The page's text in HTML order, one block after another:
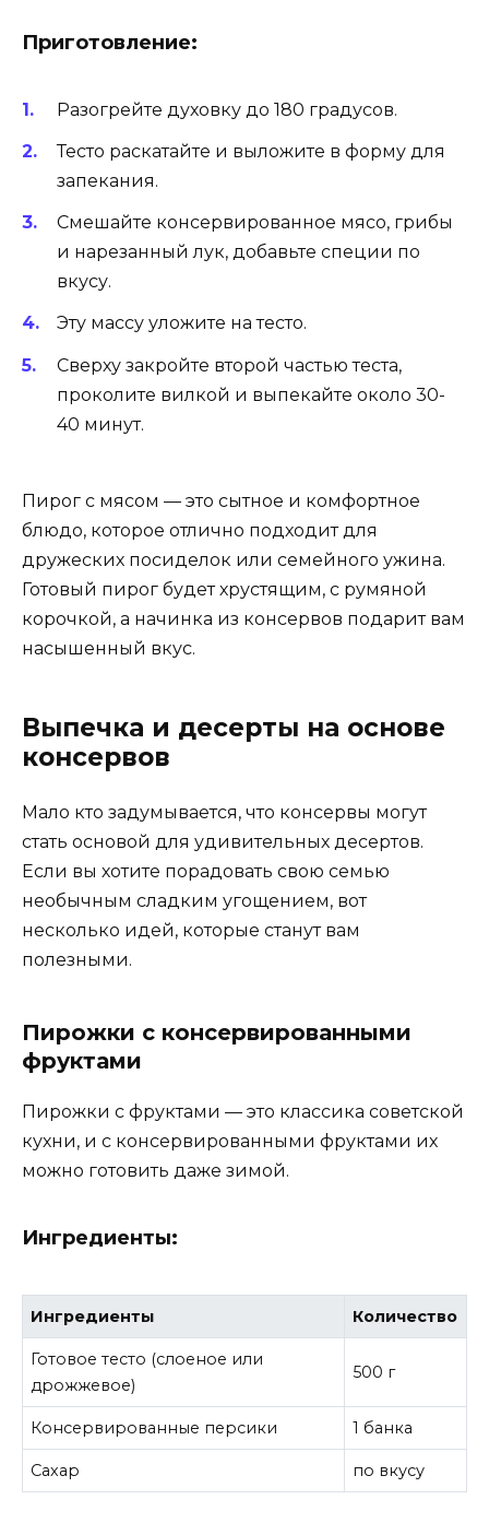
Приготовление:
Разогрейте духовку до 180 градусов.
Тесто раскатайте и выложите в форму для
запекания.
Смешайте консервированное мясо, грибы
и нарезанный лук, добавьте специи по
вкусу.
Эту массу уложите на тесто.
Сверху закройте второй частью теста,
проколите вилкой и выпекайте около 30-
40 минут.
Пирог с мясом — это сытное и комфортное
блюдо, которое отлично подходит для
дружеских посиделок или семейного ужина.
Готовый пирог будет хрустящим, с румяной
корочкой, а начинка из консервов подарит вам
насышенный вкус.
Выпечка и десерты на основе
консервов
Мало кто задумывается, что консервы могут
стать основой для удивительных десертов.
Если вы хотите порадовать свою семью
необычным сладким угощением, вот
несколько идей, которые станут вам
полезными.
Пирожки с консервированными
фруктами
Пирожки с фруктами — это классика советской
кухни, и с консервированными фруктами их
можно готовить даже зимой.
Ингредиенты:
Ингредиенты Количество
Готовое тесто (слоеное или
дрожжевое)
500 г
Консервированные персики 1 банка
Сахар по вкусу